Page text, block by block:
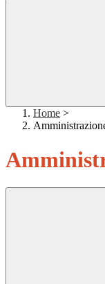
Home >